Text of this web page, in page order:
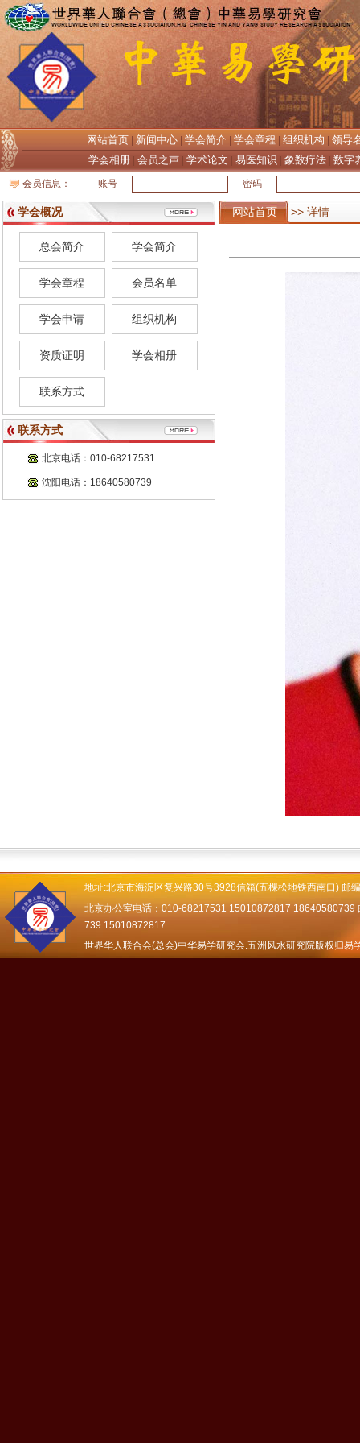
网站首页 新闻中心 学会简介 学会章程 组织机构
领导
学会相册 |会员之声 |学术论文 |易医知识 |象数疗法 |数字
会员信息： 账号 密码
学会概况
总会简介 学会简介
学会章程 会员名单
学会申请 组织机构
资质证明 学会相册
联系方式
联系方式
北京电话：010-68217531
沈阳电话：18640580739
网站首页 >> 详情
地址:北京市海淀区复兴路30号3928信箱(五棵松地铁西南口) 邮
北京办公室电话：010-68217531 15010872817
739 15010872817
世界华人联合会(总会)中华易学研究会.五洲风水研究院版权归易